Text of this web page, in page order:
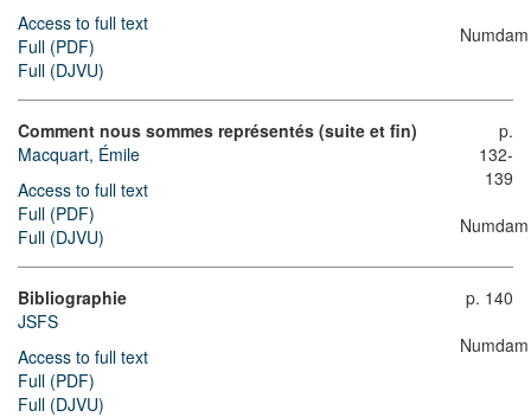
Access to full text
Full (PDF)
Full (DJVU)
Numdam
Comment nous sommes représentés (suite et fin)
Macquart, Émile
Access to full text
Full (PDF)
Full (DJVU)
p.
132-
139
Numdam
Bibliographie
JSFS
Access to full text
Full (PDF)
Full (DJVU)
p. 140
Numdam